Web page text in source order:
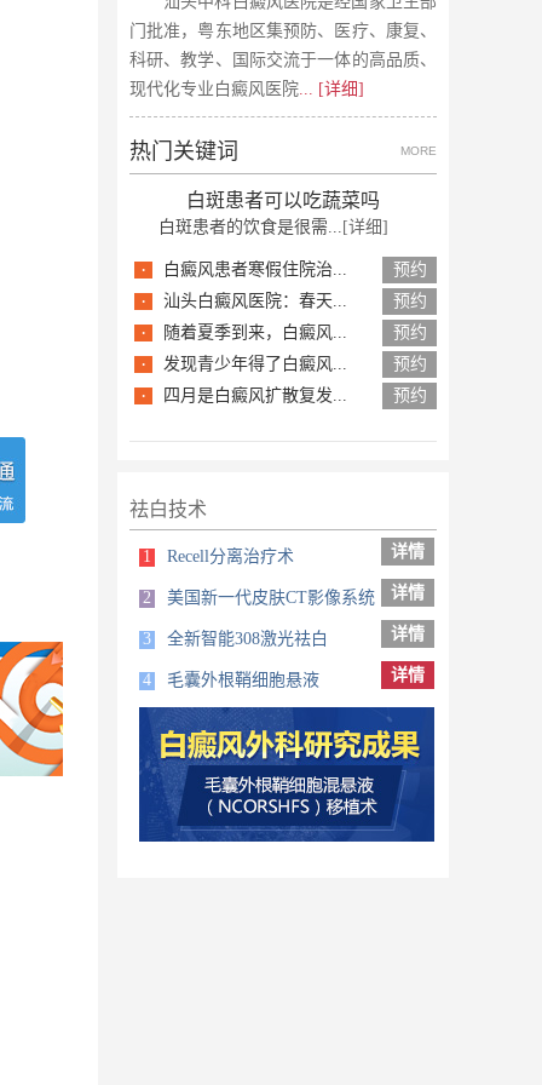
门批准，粤东地区集预防、医疗、康复、
科研、教学、国际交流于一体的高品质、
现代化专业白癜风医院... [详细]
热门关键词 MORE
白斑患者可以吃蔬菜吗
白斑患者的饮食是很需... [详细]
· 白癜风患者寒假住院治... 预约
· 汕头白癜风医院：春天... 预约
· 随着夏季到来，白癜风... 预约
· 发现青少年得了白癜风... 预约
· 四月是白癜风扩散复发... 预约
祛白技术
1 Recell分离治疗术 详情
2 美国新一代皮肤CT影像系统 详情
3 全新智能308激光祛白 详情
4 毛囊外根鞘细胞悬液 详情